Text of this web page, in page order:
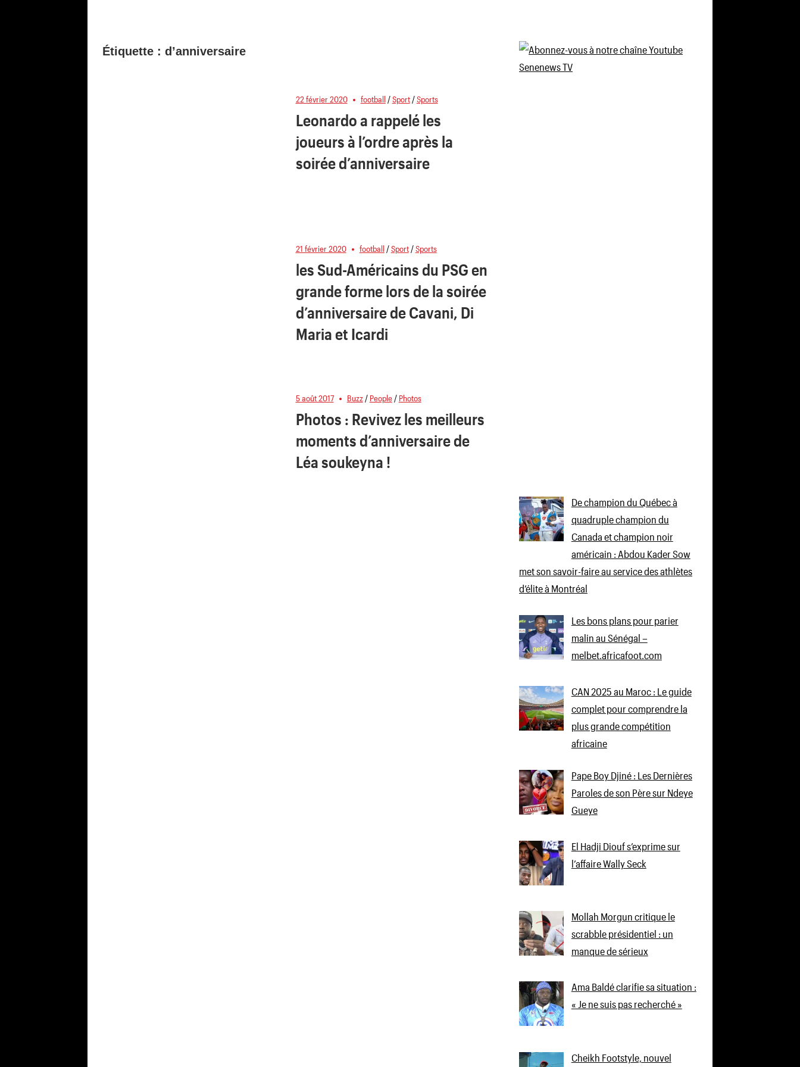
Étiquette : d’anniversaire
22 février 2020 football/Sport/Sports
Leonardo a rappelé les
joueurs à l’ordre après la
soirée d’anniversaire
21 février 2020 football/Sport/Sports
les Sud-Américains du PSG en
grande forme lors de la soirée
d’anniversaire de Cavani, Di
Maria et Icardi
5 août 2017 Buzz/ People/ Photos
Photos : Revivez les meilleurs
moments d’anniversaire de
Léa soukeyna !
De champion du Québec à
quadruple champion du
Canada et champion noir
américain : Abdou Kader Sow
met son savoir-faire au service des athlètes
d’élite à Montréal
Les bons plans pour parier
malin au Sénégal –
melbet.africafoot.com
CAN 2025 au Maroc : Le guide
complet pour comprendre la
plus grande compétition
africaine
Pape Boy Djiné : Les Dernières
Paroles de son Père sur Ndeye
Gueye
El Hadji Diouf s’exprime sur
l’affaire Wally Seck
Mollah Morgun critique le
scrabble présidentiel : un
manque de sérieux
Ama Baldé clarifie sa situation :
« Je ne suis pas recherché »
Cheikh Footstyle, nouvel